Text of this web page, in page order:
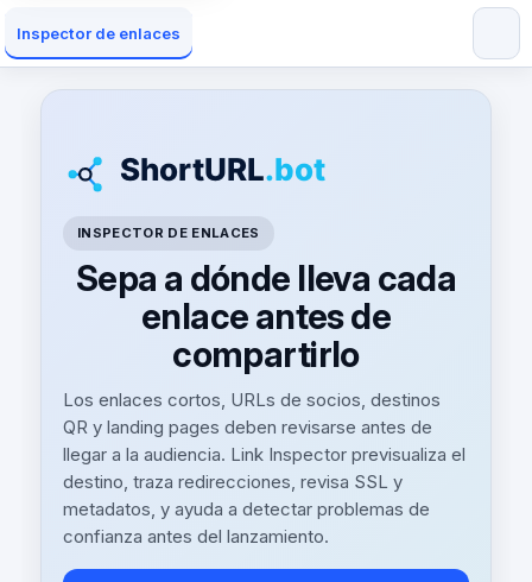
Inspector de enlaces
INSPECTOR DE ENLACES
Sepa a dónde lleva cada
enlace antes de
compartirlo
Los enlaces cortos, URLs de socios, destinos
QR y landing pages deben revisarse antes de
llegar a la audiencia. Link Inspector previsualiza el
destino, traza redirecciones, revisa SSL y
metadatos, y ayuda a detectar problemas de
confianza antes del lanzamiento.